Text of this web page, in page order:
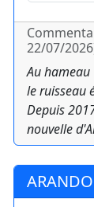
22/07/
Au hameau
le ruisseau
Depuis
nouvelle